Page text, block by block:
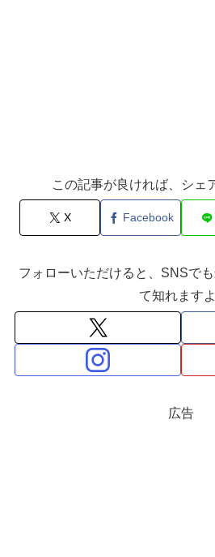
この記事が良ければ、シェ
X Facebook
フォローいただけると、SNSで
て知れます
広告